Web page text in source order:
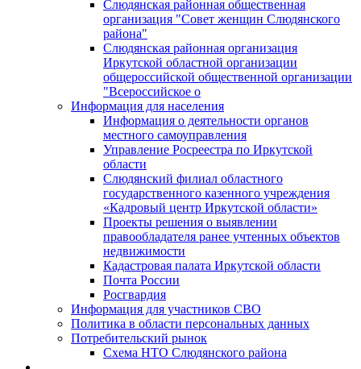
Слюдянская районная общественная
организация "Совет женщин Слюдянского
района"
Слюдянская районная организация
Иркутской областной организации
общероссийской общественной организации
"Всероссийское о
Информация для населения
Информация о деятельности органов
местного самоуправления
Управление Росреестра по Иркутской
области
Слюдянский филиал областного
государственного казенного учреждения
«Кадровый центр Иркутской области»
Проекты решения о выявлении
правообладателя ранее учтенных объектов
недвижимости
Кадастровая палата Иркутской области
Почта России
Росгвардия
Информация для участников СВО
Политика в области персональных данных
Потребительский рынок
Схема НТО Слюдянского района